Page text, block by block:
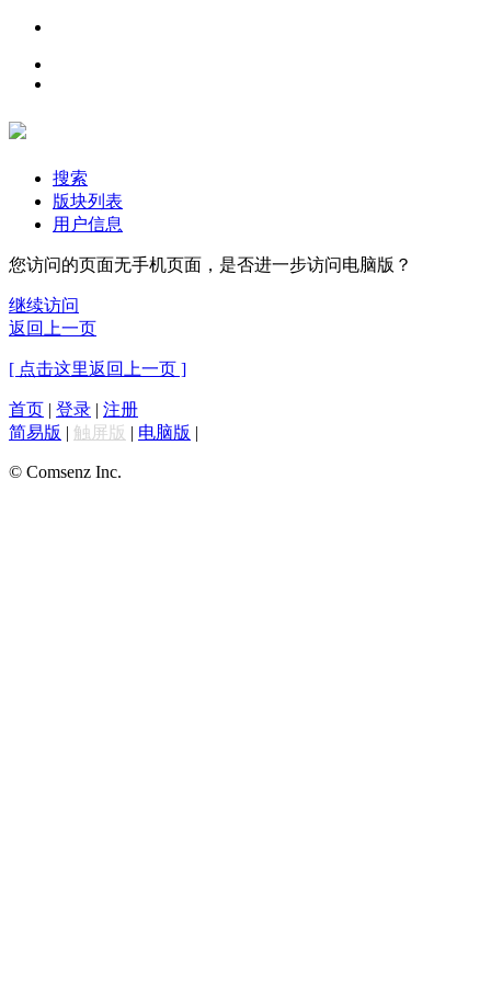
搜索
版块列表
用户信息
您访问的页面无手机页面，是否进一步访问电脑版？
继续访问
返回上一页
[ 点击这里返回上一页 ]
首页 | 登录 | 注册
简易版 | 触屏版 | 电脑版 |
© Comsenz Inc.